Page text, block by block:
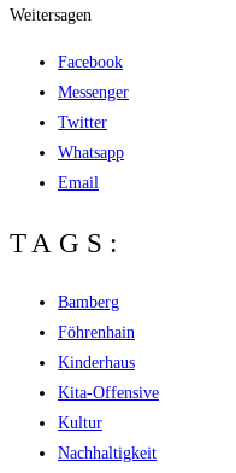
Weitersagen
Facebook
Messenger
Twitter
Whatsapp
Email
TAGS:
Bamberg
Föhrenhain
Kinderhaus
Kita-Offensive
Kultur
Nachhaltigkeit